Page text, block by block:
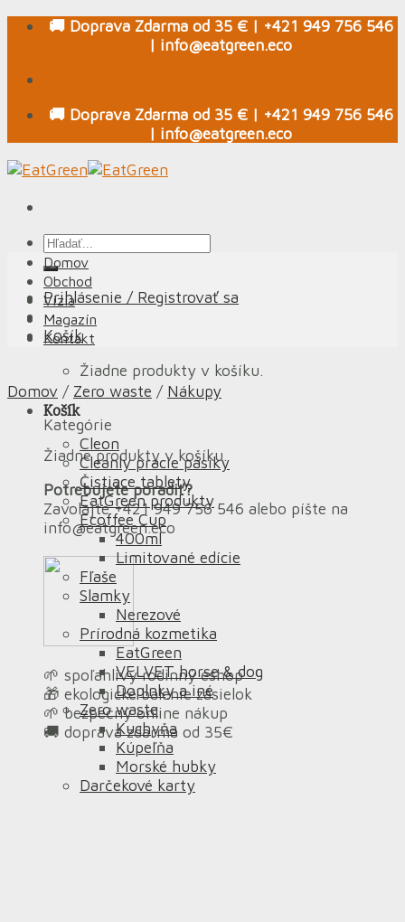
Skip
🚚 Doprava Zdarma od 35 € | +421 949 756 546
| info@eatgreen.eco
🚚 Doprava Zdarma od 35 € | +421 949 756 546
| info@eatgreen.eco
Hľadať:
Prihlásenie / Registrovať sa
Košík
Žiadne produkty v košíku.
Košík
Žiadne produkty v košíku.
Potrebujete poradiť?
Zavolajte +421 949 756 546 alebo píšte na
info@eatgreen.eco
🌱 spoľahlivý rodinný eshop
🎁 ekologické balenie zásielok
🌱 bezpečný online nákup
🚚 doprava zdarma od 35€
Domov
Obchod
Vízia
Magazín
Kontakt
Domov / Zero waste / Nákupy
Kategórie
Cleon
Cleanly pracie pásiky
Čistiace tablety
EatGreen produkty
Ecoffee Cup
400ml
Limitované edície
Fľaše
Slamky
Nerezové
Prírodná kozmetika
EatGreen
VELVET horse & dog
Doplnky a iné
Zero waste
Kuchyňa
Kúpeľňa
Morské hubky
Darčekové karty